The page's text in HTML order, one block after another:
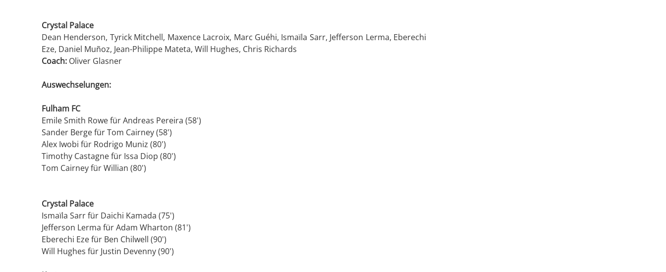
Crystal Palace
Dean Henderson, Tyrick Mitchell, Maxence Lacroix, Marc Guéhi, Ismaïla Sarr, Jefferson Lerma, Eberechi
Eze, Daniel Muñoz, Jean-Philippe Mateta, Will Hughes, Chris Richards
Coach: Oliver Glasner
Auswechselungen:
Fulham FC
Emile Smith Rowe für Andreas Pereira (58')
Sander Berge für Tom Cairney (58')
Alex Iwobi für Rodrigo Muniz (80')
Timothy Castagne für Issa Diop (80')
Tom Cairney für Willian (80')
Crystal Palace
Ismaïla Sarr für Daichi Kamada (75')
Jefferson Lerma für Adam Wharton (81')
Eberechi Eze für Ben Chilwell (90')
Will Hughes für Justin Devenny (90')